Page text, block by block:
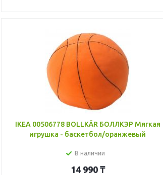
IKEA 00506778 BOLLKÄR БОЛЛКЭР Мягкая
игрушка - баскетбол/оранжевый
В наличии
14 990₸